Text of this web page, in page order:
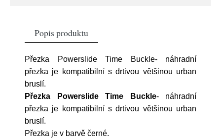
Popis produktu
Přezka Powerslide Time Buckle- náhradní
přezka je kompatibilní s drtivou většinou urban
bruslí.
Přezka Powerslide Time Buckle- náhradní
přezka je kompatibilní s drtivou většinou urban
bruslí.
Přezka je v barvě černé.